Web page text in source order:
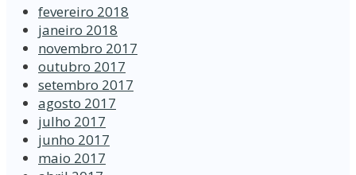
fevereiro 2018
janeiro 2018
novembro 2017
outubro 2017
setembro 2017
agosto 2017
julho 2017
junho 2017
maio 2017